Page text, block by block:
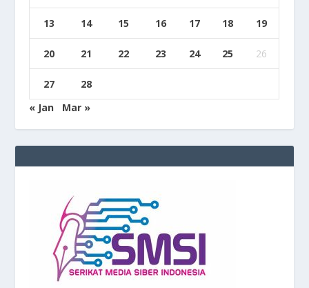
13 14 15 16 17 18 19
20 21 22 23 24 25 26
27
28
« Jan
Mar »